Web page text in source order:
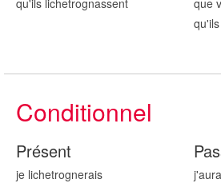
qu'ils lichetrognassent
que
Conditionnel
Présent
je lichetrognerais